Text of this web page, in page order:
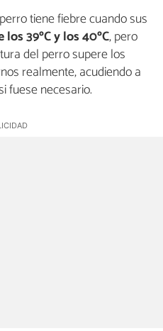
tiene fiebre cuando sus
los 39ºC y los 40ºC, pero
del perro supere los
realmente, acudiendo a
fuese necesario.